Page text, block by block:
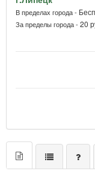
В пределах города -
За пределы города - 20